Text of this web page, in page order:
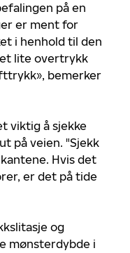
på en
er ment for
i henhold til den
lite overtrykk
bemerker
viktig å sjekke
på veien. "Sjekk
Hvis det
er det på tide
og
mønsterdybde i